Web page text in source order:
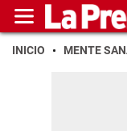
INICIO MENTE